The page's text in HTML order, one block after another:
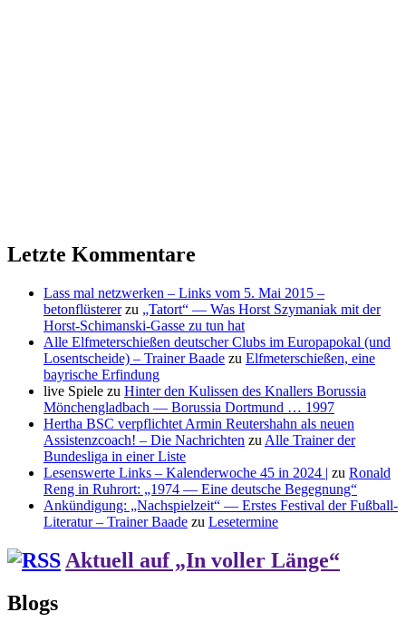
Letzte Kommentare
Lass mal netzwerken – Links vom 5. Mai 2015 –
betonflüstererzu „Tatort“ — Was Horst Szymaniak mit der
Horst-Schimanski-Gasse zu tun hat
Alle Elfmeterschießen deutscher Clubs im Europapokal (und
Losentscheide) – Trainer Baade zu Elfmeterschießen, eine
bayrische Erfindung
live Spiele zu Hinter den Kulissen des Knallers Borussia
Mönchengladbach — Borussia Dortmund … 1997
Hertha BSC verpflichtet Armin Reutershahn als neuen
Assistenzcoach! – Die Nachrichten zu Alle Trainer der
Bundesliga in einer Liste
Lesenswerte Links – Kalenderwoche 45 in 2024 | zu Ronald
Reng in Ruhrort: „1974 — Eine deutsche Begegnung“
Ankündigung: „Nachspielzeit“ — Erstes Festival der Fußball-
Literatur – Trainer Baade zu Lesetermine
Aktuell auf „In voller Länge“
Blogs